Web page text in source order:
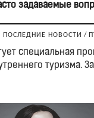
задаваемые
ПОСЛЕДНИЕ НОВОСТИ /
специальная
туризма.